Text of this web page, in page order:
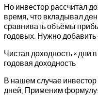
Но инвестор рассчитал
время, что вкладывал
сравнивать объёмы
годовых. Нужно
Чистая доходность × дни
годовая доходность
В нашем случае
дней. Применим формулу: